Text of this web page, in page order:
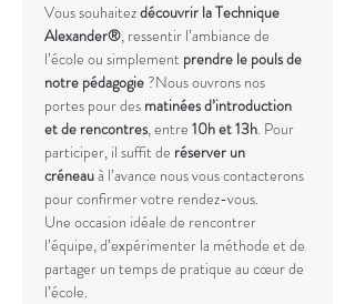
Vous souhaitez découvrir la Technique
Alexander®, ressentir l’ambiance de
l’école ou simplement prendre le pouls de
notre pédagogie ?Nous ouvrons nos
portes pour des matinées d’introduction
et de rencontres, entre 10h et 13h. Pour
participer, il suffit de réserver un
créneau à l’avance nous vous contacterons
pour confirmer votre rendez-vous.
Une occasion idéale de rencontrer
l’équipe, d’expérimenter la méthode et de
partager un temps de pratique au cœur de
l’école.